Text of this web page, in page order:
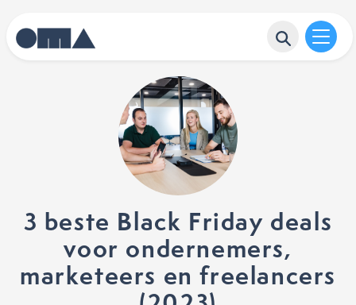
3 beste Black Friday deals
voor ondernemers,
marketeers en freelancers